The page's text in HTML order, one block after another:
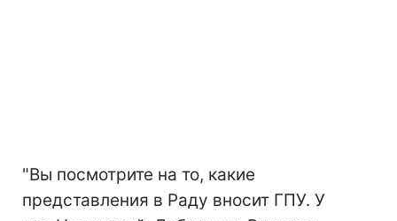
"Вы посмотрите на то, какие
представления в Раду вносит ГПУ. У